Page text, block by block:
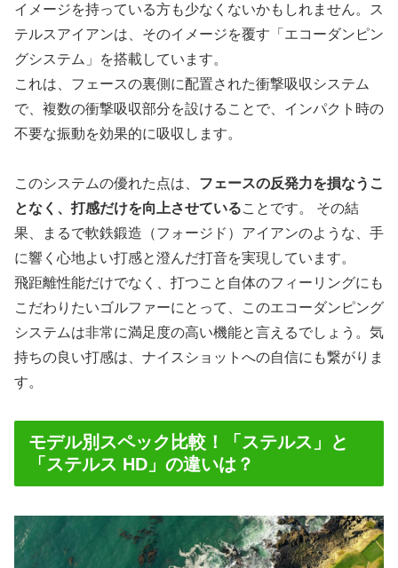
イメージを持っている方も少なくないかもしれません。ス
テルスアイアンは、そのイメージを覆す「エコーダンピン
グシステム」を搭載しています。
これは、フェースの裏側に配置された衝撃吸収システム
で、複数の衝撃吸収部分を設けることで、インパクト時の
不要な振動を効果的に吸収します。
このシステムの優れた点は、 フェースの反発力を損なうこ
となく、打感だけを向上させていることです。 その結
果、まるで軟鉄鍛造（フォージド）アイアンのような、手
に響く心地よい打感と澄んだ打音を実現しています。
飛距離性能だけでなく、打つこと自体のフィーリングにも
こだわりたいゴルファーにとって、このエコーダンピング
システムは非常に満足度の高い機能と言えるでしょう。気
持ちの良い打感は、ナイスショットへの自信にも繋がりま
す。
モデル別スペック比較！「ステルス」と
「ステルス HD」の違いは？